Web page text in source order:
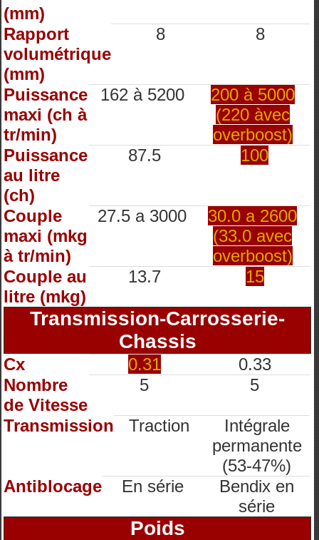
(mm)
Rapport
volumétrique
(mm)
8 8
Puissance
maxi (ch à
tr/min)
162 à 5200
200 à 5000
(220 àvec
overboost)
Puissance
au litre
(ch)
87.5 100
Couple
maxi (mkg
à tr/min)
27.5 a 3000
30.0 a 2600
(33.0 avec
overboost)
Couple au
litre (mkg)
13.7 15
Transmission-Carrosserie-
Chassis
Cx 0.31
0.33
Nombre
de Vitesse
5 5
Transmission Traction
Intégrale
permanente
(53-47%)
Antiblocage
En série
Bendix en
série
Poids